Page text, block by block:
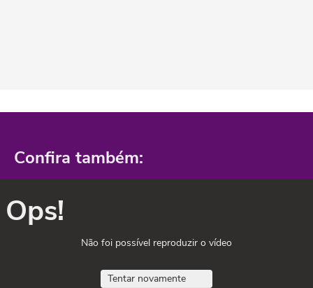
Confira também:
Ops!
Não foi possível reproduzir o vídeo
Tentar novamente